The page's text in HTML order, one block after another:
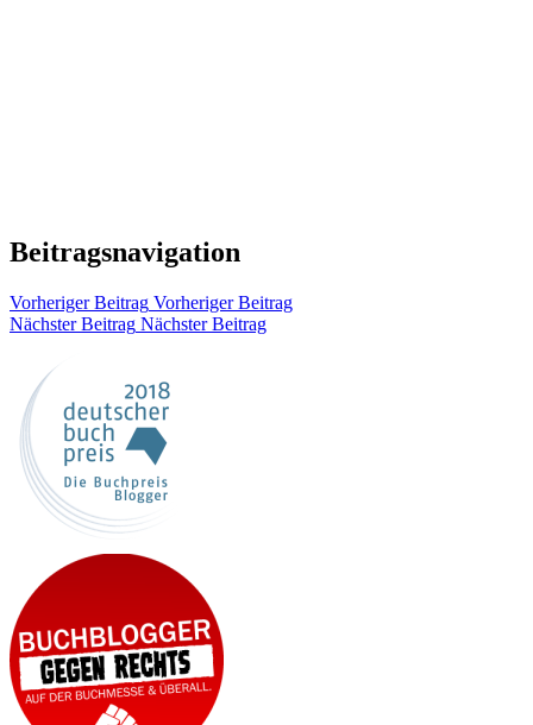
Beitragsnavigation
Vorheriger Beitrag Vorheriger Beitrag
Nächster Beitrag Nächster Beitrag